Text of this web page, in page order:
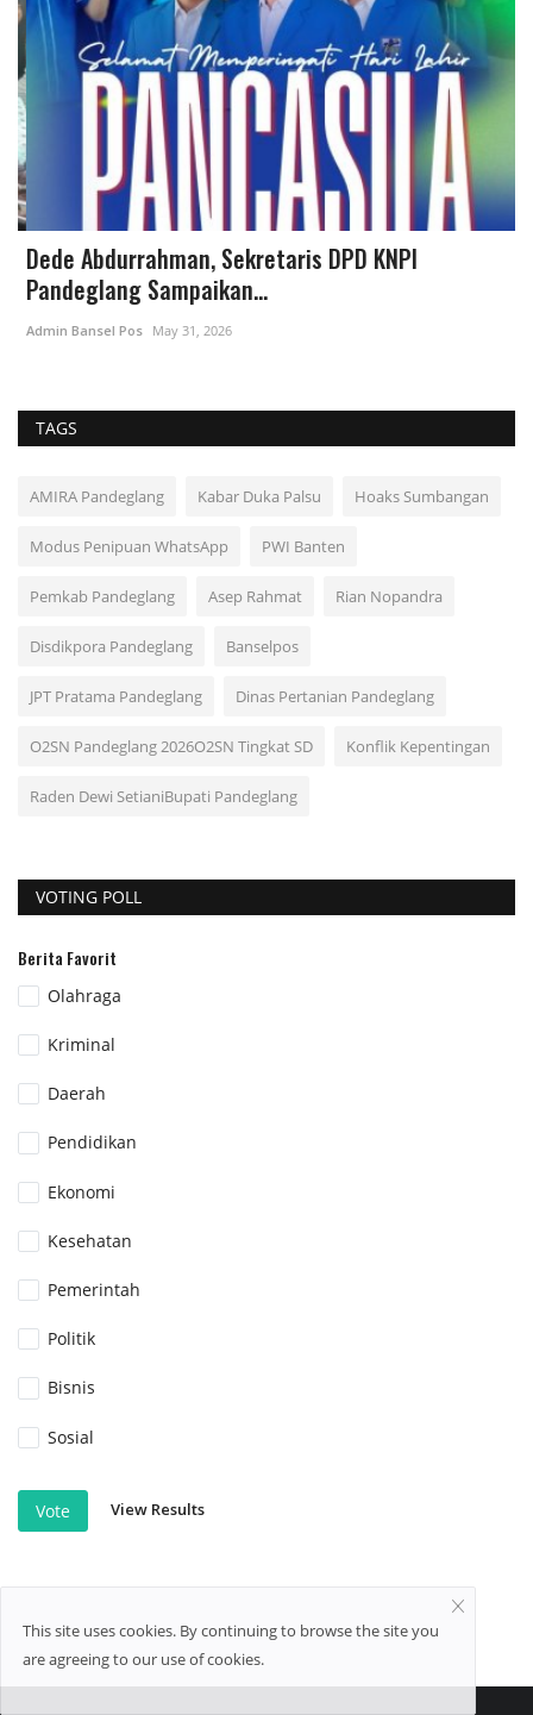
Dede Abdurrahman, Sekretaris DPD KNPI
Pandeglang Sampaikan...
Admin Bansel Pos May 31, 2026
TAGS
AMIRA Pandeglang Kabar Duka Palsu Hoaks Sumbangan
Modus Penipuan WhatsApp PWI Banten
Pemkab Pandeglang Asep Rahmat Rian Nopandra
Disdikpora Pandeglang Banselpos
JPT Pratama Pandeglang Dinas Pertanian Pandeglang
O2SN Pandeglang 2026O2SN Tingkat SD Konflik Kepentingan
Raden Dewi SetianiBupati Pandeglang
VOTING POLL
Berita Favorit
Olahraga
Kriminal
Daerah
Pendidikan
Ekonomi
Kesehatan
Pemerintah
Politik
Bisnis
Sosial
Vote View Results
This site uses cookies. By continuing to browse the site you
are agreeing to our use of cookies.